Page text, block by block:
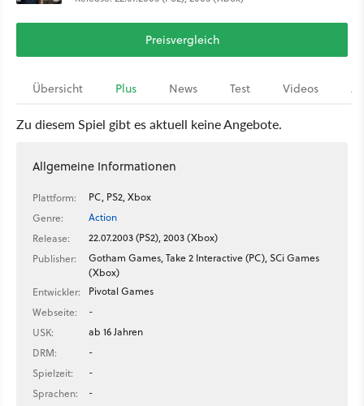
Preisvergleich
Übersicht Plus News Test Videos
Zu diesem Spiel gibt es aktuell keine Angebote.
Allgemeine Informationen
Plattform:
PC, PS2, Xbox
Genre:
Action
Release:
22.07.2003 (PS2), 2003 (Xbox)
Publisher:
Gotham Games, Take 2 Interactive (PC), SCi Games
(Xbox)
Entwickler:
Pivotal Games
Webseite:
-
USK:
ab 16 Jahren
DRM:
-
Spielzeit:
-
Sprachen:
-